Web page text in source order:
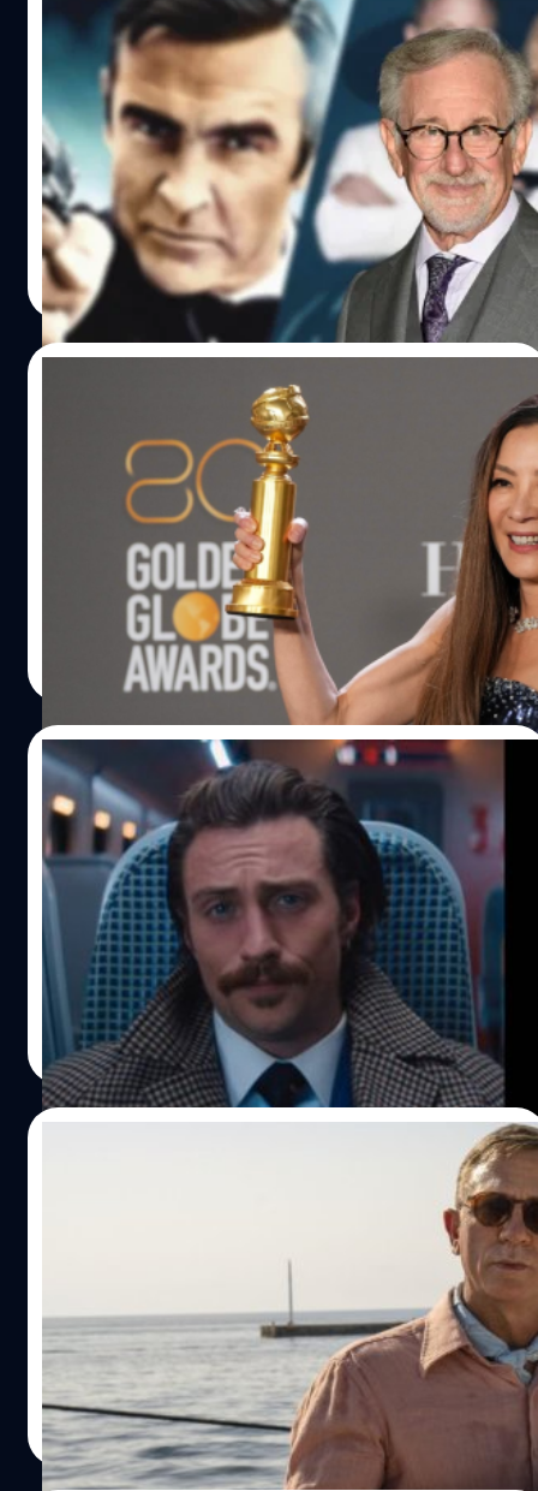
ทำไม Steven Spielberg ถึงไม่เคยได้กำกับ
James Bond
James Bond เป็นหนึ่งในแฟรนไชส์ที่มีประวัติศาสตร์อัน
ยาวนาน เป็นดั่งซีรีส์ที่จุดประกายให้เด็กน้อยในวันนั้น โตมา
เป็นผู้กำกับที่ยิ่งใหญ่ในวันนี้ ไม่เว้นแม้แต่พ่อมดแห่งฮอลลีวูด
สตีเวน สปีลเบิร์ก (Steven Spielberg) ที่มีความปรารถนาอัน
แรงกล้าว่า ถ้าได้เข้ามาเหยียบฮอลลีวูด เขาจะต้องกำกับ
James Bond ให้ได้
พีรพล สดทรัพย์| 1283 days ago
Read More
มิเชล โหย่ว กับบทบาทใน ‘ซือเจ๊ทะลุมัลติเวิร์ส’ ที่
รอคอยมาเกือบ 40 ปี
เชื่อเลยว่าหลายคนที่ได้ดู Everything Everywhere All at
Once (หรือในชื่อไทย ซือเจ๊ทะลุมัลติเวิร์ส) แล้วคงทราบ
แน่นอนว่า นี่คือบทบาทที่ดีที่สุดในชีวิตการแสดงของ มิเชล
โหย่ว (Michelle Yeoh) อย่างแท้จริง ทั้งจากการเข้าชิงรางวัล
ต่าง ๆ และได้รับรางวัลลูกโลกทองคำมานั้น ก็เป็นการการันตี
แล้วว่าหนังเรื่องนี้ได้กลายเป็นอีกหนึ่งหมุดหมายสำคัญในชีวิต
พีรพล สดทรัพย์| 1303 days ago
Read More
09/01/2023
ลือ! Aaron Taylor-Johnson กลายเป็นเต็ง
หนึ่ง รับบท 007 คนใหม่
หรือ เจมส์ บอนด์ คนใหม่จะเป็นคนนี้? มีข่าวลือหนาหูว่า แอ
รอน เทย์เลอร์-จอห์นสัน (Aaron Taylor-Johnson) กลายเป็น
เต็งหนึ่งรับบท เจมส์ บอนด์ คนต่อไป หลังนักแสดงชาวอังกฤษ
วัย 32 ปีมีการนัดคุยกับโปรดิวเซอร์ของแฟรนไชส์ 007 อย่าง
บาร์บารา บรอกโคลี (Barbara Broccoli) ถึงโอกาสในการรับ
บทเป็น 007 แมททิว เบลโลนี (Matthew Belloni) นักข่าวจาก
Puck News ทวีตรายงานว่า เทย์เลอร์-จอห์นสัน นักแสดงจาก
เรื่อง ‘Bullet Train’ ได้เข้าหารือกับบรอกโคลี เกี่ยวกับแนวทาง
ของบท เจมส์ บอนด์ ยุคใหม่ที่ค่ายจินตนาการไว้ ซึ่งเบลโลนี
เล่าว่าการพูดคุยระหว่างทั้งสองเป็นไปด้วยดี อีกทั้งยังกล่าวว่า
เทย์เลอร์-จอห์นสัน ดูเหมือนจะเหมาะสมกับบทนี้อย่างมาก
"เทย์เลอร์-จอห์นสัน เป็นนักแสดงชาวอังกฤษที่ยอดเยี่ยม
เหมาะกับแนวทางในแบบที่บรอกโคลีต้องการ เขาเป็นนักแสดง
ที่หนุ่มแน่น ที่ประสบความสำเร็จแต่ก็ไม่ได้โด่งดังหรือมีชื่อ
เสียงมากนัก" ในการให้สัมภาษณ์กับ Deadline เมื่อหลายเดือน
ก่อน บรอกโคลีกล่าวว่า หนังบอนด์ภาคใหม่จะใช้เวลาอย่าง
น้อย…
ทีมคอนเทนต์ BT| 1305 days ago
Read More
Daniel Craig เผย เคยสร้างภาพยนตร์มาก่อน
จะเปิดตัวหนังภาคต่อ ‘Knives Out’ อย่าง ‘Glass Onion: A
Knives Out Mystery’ ทั้งที สื่อสายบันเทิงต่าง ๆ ก็เลยติดต่อ
ขอสัมภาษณ์กันเป็นการใหญ่ แต่บทสัมภาษณ์ที่ดูจะสร้าง
ความฮือฮาให้กับแฟนคลับอดีต 007 อย่าง แดเนียล เครก
(Daniel Craig) คงจะเป็นการที่เครกเล่าว่าเคยสร้างภาพยนตร์
แต่ก็ไม่อยากให้ใครดูนี่แหละ โดยบทสัมภาษณ์ครั้งนี้เกิดจาก
คำถามอุ่นเครื่องที่ Collider ได้ถามทั้งเครกและผู้กำกับ ไรอัน
จอห์นสัน (Rian Johnson) ที่ไปให้สัมภาษณ์คู่กันว่า “คุณ
ลลิตา คงสด| 1350 days ago
Read More